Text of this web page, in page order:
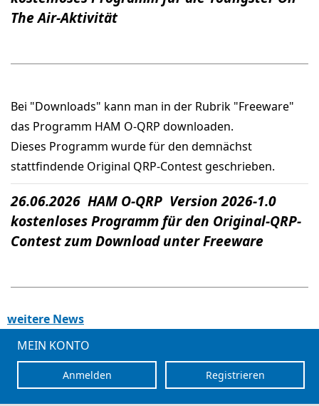
The Air-Aktivität
Bei "Downloads" kann man in der Rubrik "Freeware"
das Programm HAM O-QRP downloaden.
Dieses Programm wurde für den demnächst
stattfindende Original QRP-Contest geschrieben.
26.06.2026 HAM O-QRP Version 2026-1.0
kostenloses Programm für den Original-QRP-
Contest zum Download unter Freeware
weitere News
MEIN KONTO
Registrieren
Anmelden